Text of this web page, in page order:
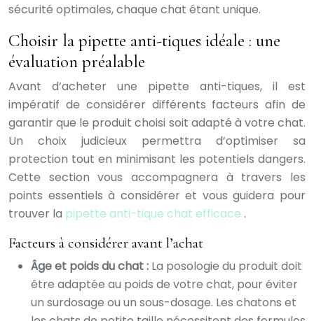
sécurité optimales, chaque chat étant unique.
Choisir la pipette anti-tiques idéale : une
évaluation préalable
Avant d’acheter une pipette anti-tiques, il est
impératif de considérer différents facteurs afin de
garantir que le produit choisi soit adapté à votre chat.
Un choix judicieux permettra d’optimiser sa
protection tout en minimisant les potentiels dangers.
Cette section vous accompagnera à travers les
points essentiels à considérer et vous guidera pour
trouver la pipette anti-tique chat efficace .
Facteurs à considérer avant l’achat
Âge et poids du chat : La posologie du produit doit
être adaptée au poids de votre chat, pour éviter
un surdosage ou un sous-dosage. Les chatons et